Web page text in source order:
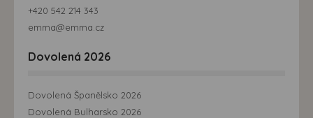
+420 542 214 343
emma@emma.cz
Dovolená 2026
Dovolená Španělsko 2026
Dovolená Bulharsko 2026